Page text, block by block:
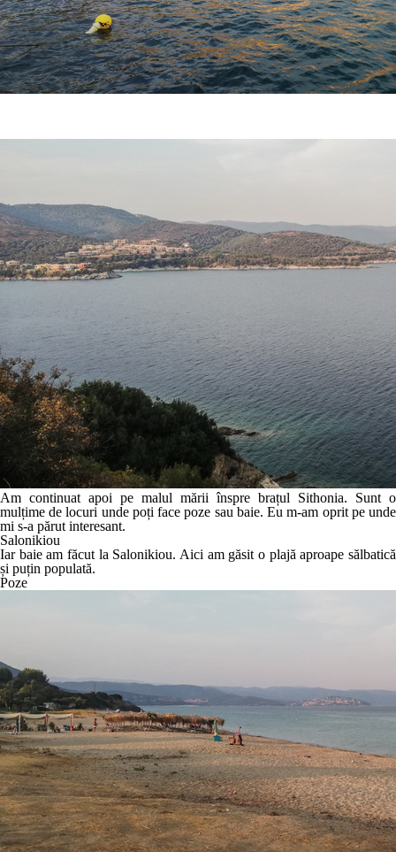
Am continuat apoi pe malul mării înspre brațul Sithonia. Sunt o
mulțime de locuri unde poți face poze sau baie. Eu m-am oprit pe unde
mi s-a părut interesant.
Salonikiou
Iar baie am făcut la Salonikiou. Aici am găsit o plajă aproape sălbatică
și puțin populată.
Poze